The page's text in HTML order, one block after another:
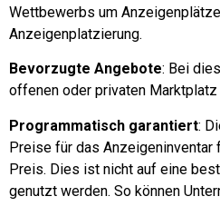
Wettbewerbs um
Anzeigenplatzierung.
Bevorzugte Angebote: Bei
offenen oder privaten
Programmatisch garantiert:
Preise für das
Preis. Dies ist nicht auf eine
genutzt werden. So können